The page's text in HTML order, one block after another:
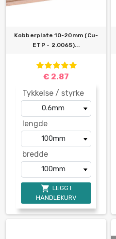
Kobberplate 10-20mm (Cu-
ETP - 2.0065)...
€ 2.87
Tykkelse / styrke
lengde
bredde
 LEGG I
HANDLEKURV